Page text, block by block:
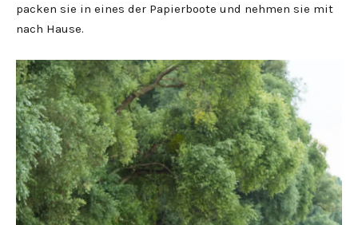
packen sie in eines der Papierboote und nehmen sie mit
nach Hause.